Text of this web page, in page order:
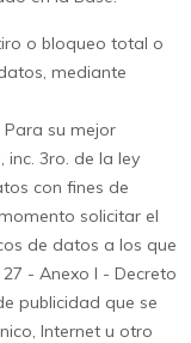
o bloqueo total o
mediante
Para su mejor
inc. 3ro. de la ley
con fines de
solicitar el
de datos a los que
- Anexo I - Decreto
publicidad que se
Internet u otro